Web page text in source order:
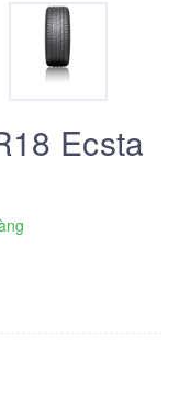
Ecsta